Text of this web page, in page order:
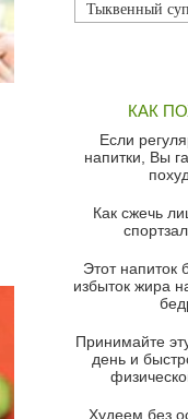
Тыквенный
чесноком и
красного перца
Парижский
Суп из спаржи
Суп-крем из
Французский
Суп из
Грибной крем-
козьим сыром
Суп мисо с
КАК
Если
напитки, Вы
Как сжечь
Этот напиток
избыток жира
Принимайте
день и
Худеем без